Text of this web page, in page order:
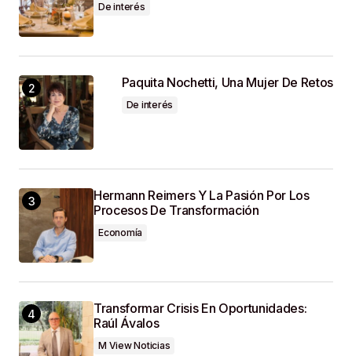
Guardar Mi Nombre, Correo Electrónico Y Sitio
Web En Este Navegador Para La Próxima Vez
SUBMIT COMMENT
De interés
Paquita Nochetti, Una Mujer De Retos
De interés
Hermann Reimers Y La Pasión Por Los
Procesos De Transformación
Economía
Transformar Crisis En Oportunidades:
Raúl Ávalos
M View Noticias